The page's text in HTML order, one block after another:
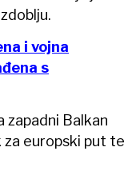
i vojna
s
zapadni Balkan
europski put te